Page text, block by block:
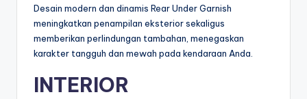
Desain modern dan dinamis Rear Under Garnish
meningkatkan penampilan eksterior sekaligus
memberikan perlindungan tambahan, menegaskan
karakter tangguh dan mewah pada kendaraan Anda.
INTERIOR